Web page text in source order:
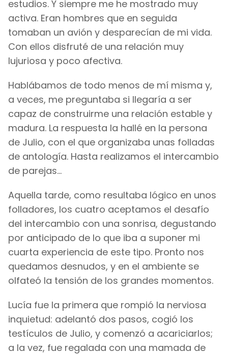
estudios. Y siempre me he mostrado muy
activa. Eran hombres que en seguida
tomaban un avión y desparecían de mi vida.
Con ellos disfruté de una relación muy
lujuriosa y poco afectiva.
Hablábamos de todo menos de mí misma y,
a veces, me preguntaba si llegaría a ser
capaz de construirme una relación estable y
madura. La respuesta la hallé en la persona
de Julio, con el que organizaba unas folladas
de antología. Hasta realizamos el intercambio
de parejas...
Aquella tarde, como resultaba lógico en unos
folladores, los cuatro aceptamos el desafío
del intercambio con una sonrisa, degustando
por anticipado de lo que iba a suponer mi
cuarta experiencia de este tipo. Pronto nos
quedamos desnudos, y en el ambiente se
olfateó la tensión de los grandes momentos.
Lucía fue la primera que rompió la nerviosa
inquietud: adelantó dos pasos, cogió los
testículos de Julio, y comenzó a acariciarlos;
a la vez, fue regalada con una mamada de